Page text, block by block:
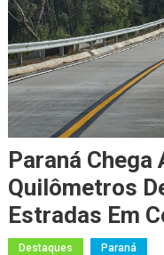
Paraná Chega
Quilômetros
Estradas Em
Destaques Paraná